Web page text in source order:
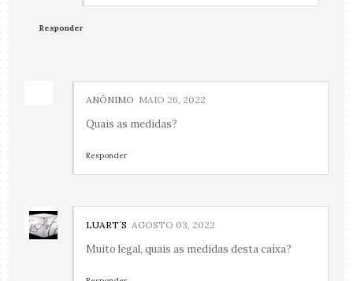
Responder
ANÔNIMO MAIO 26, 2022
Quais as medidas?
Responder
LUART´S AGOSTO 03, 2022
Muito legal, quais as medidas desta caixa?